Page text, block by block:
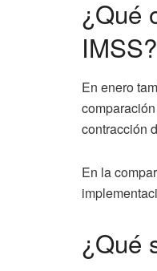
¿Qué
IMSS?
En enero
contracción
En la
¿Qué